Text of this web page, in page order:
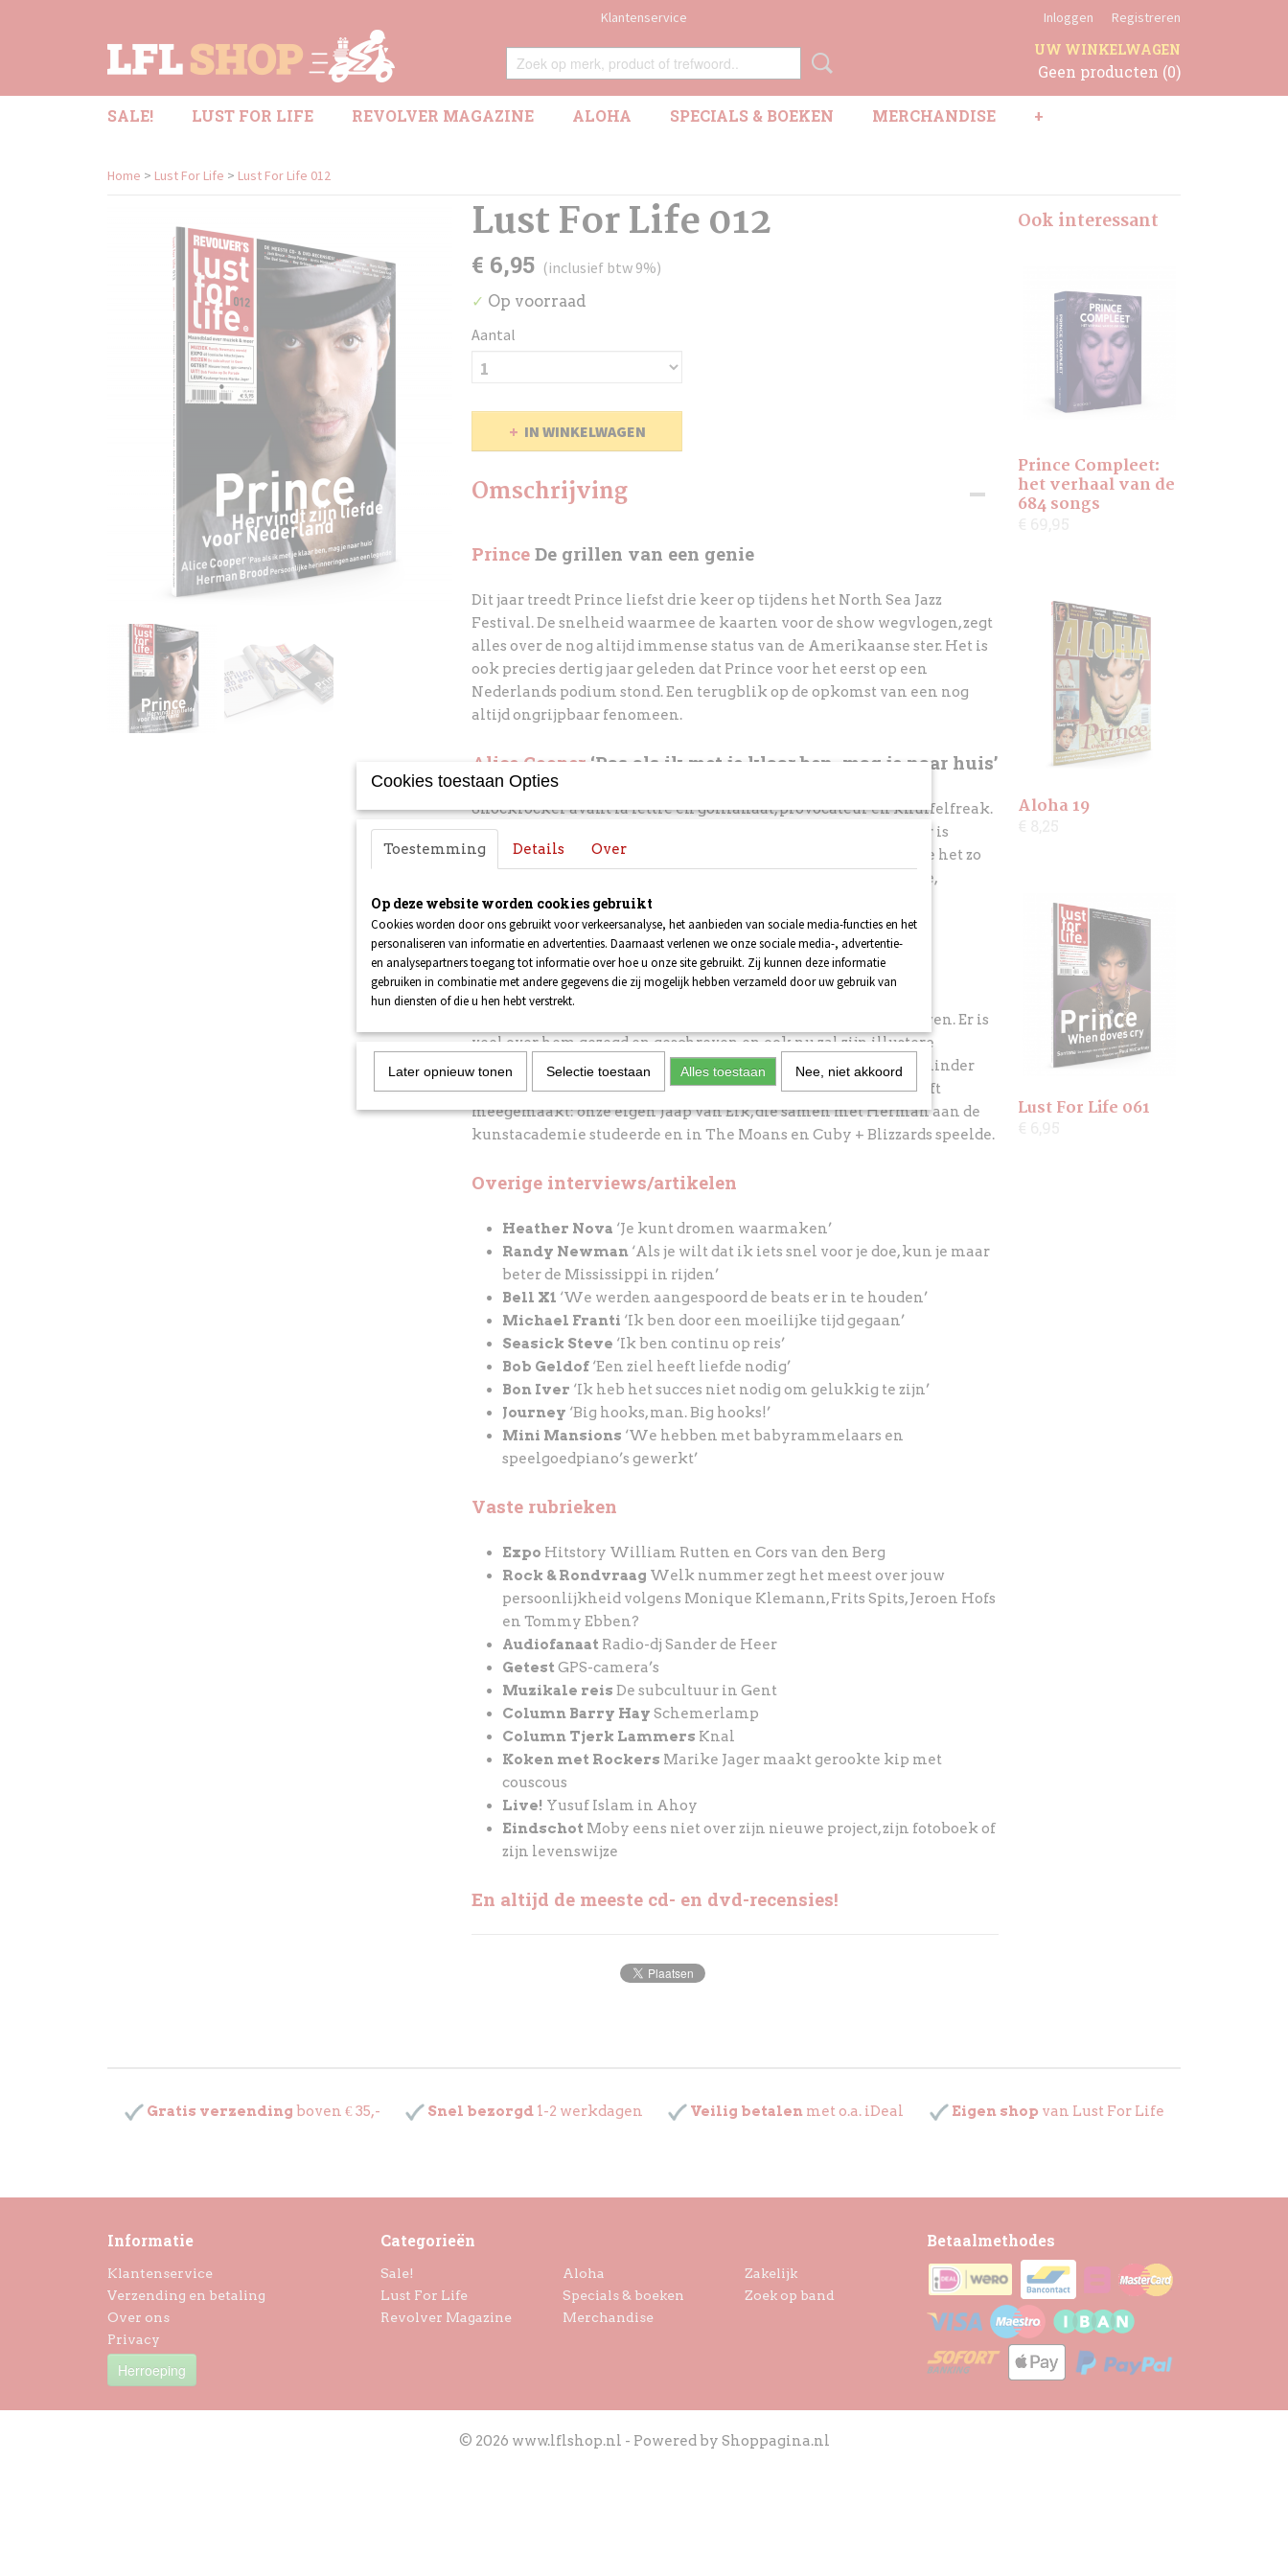
Klantenservice Inloggen Registreren
UW WINKELWAGEN
Geen producten (0)
SALE! LUST FOR LIFE REVOLVER MAGAZINE ALOHA SPECIALS & BOEKEN MERCHANDISE +
Home > Lust For Life > Lust For Life 012
Lust For Life 012
€ 6,95 (inclusief btw 9%)
✓ Op voorraad
Aantal
IN WINKELWAGEN
Omschrijving
Prince De grillen van een genie
Dit jaar treedt Prince liefst drie keer op tijdens het North Sea Jazz
Festival. De snelheid waarmee de kaarten voor de show wegvlogen, zegt
alles over de nog altijd immense status van de Amerikaanse ster. Het is
ook precies dertig jaar geleden dat Prince voor het eerst op een
Nederlands podium stond. Een terugblik op de opkomst van een nog
altijd ongrijpbaar fenomeen.
Alice Cooper ‘Pas als ik met je klaar ben, mag je naar huis’
Shockrocker avant la lettre en golffanaat, provocateur en knuffelfreak.
Niemand die in een carrière van meer dan vier decennia vaker is
onthoofd. De peperdure verzamelbox 1964 – 1974 laat horen hoe het zo
gekomen is. Een gesprek over de vlegeljaren, verslaving, religie,
identiteit en het spook der verveling.
Herman BroodPersoonlijke herinneringen aan een
legende
Tien jaar geleden maakte Herman Brood een einde aan zijn leven. Er is
veel over hem gezegd en geschreven en ook nu zal zijn illustere
loopbaan weer herdacht worden. Maar over de begindagen is minder
bekend. En laten wij nu iemand hebben die ze van dichtbij heeft
meegemaakt: onze eigen Jaap van Eik, die samen met Herman aan de
kunstacademie studeerde en in The Moans en Cuby + Blizzards speelde.
Overige interviews/artikelen
Heather Nova ‘Je kunt dromen waarmaken’
Randy Newman ‘Als je wilt dat ik iets snel voor je doe, kun je maar
beter de Mississippi in rijden’
Bell X1 ‘We werden aangespoord de beats er in te houden’
Michael Franti ‘Ik ben door een moeilijke tijd gegaan’
Seasick Steve ‘Ik ben continu op reis’
Bob Geldof ‘Een ziel heeft liefde nodig’
Bon Iver ‘Ik heb het succes niet nodig om gelukkig te zijn’
Journey ‘Big hooks, man. Big hooks!’
Mini Mansions ‘We hebben met babyrammelaars en
speelgoedpiano’s gewerkt’
Vaste rubrieken
Expo Hitstory William Rutten en Cors van den Berg
Rock & Rondvraag Welk nummer zegt het meest over jouw
persoonlijkheid volgens Monique Klemann, Frits Spits, Jeroen Hofs
en Tommy Ebben?
Audiofanaat Radio-dj Sander de Heer
Getest GPS-camera’s
Muzikale reis De subcultuur in Gent
Column Barry Hay Schemerlamp
Column Tjerk Lammers Knal
Koken met Rockers Marike Jager maakt gerookte kip met
couscous
Live! Yusuf Islam in Ahoy
Eindschot Moby eens niet over zijn nieuwe project, zijn fotoboek of
zijn levenswijze
En altijd de meeste cd- en dvd-recensies!
Ook interessant
Prince Compleet:
het verhaal van de
684 songs
Aloha 19
Lust For Life 061
Gratis verzending boven € 35,- Snel bezorgd 1-2 werkdagen Veilig betalen met o.a. iDeal Eigen shop van Lust For Life
Informatie
Klantenservice
Verzending en betaling
Over ons
Privacy
Herroeping
Categorieën
Sale!
Lust For Life
Revolver Magazine
Aloha
Specials & boeken
Merchandise
Zakelijk
Zoek op band
Betaalmethodes
© 2026 www.lflshop.nl - Powered by Shoppagina.nl
Cookies toestaan Opties
Toestemming Details Over
Op deze website worden cookies gebruikt
Cookies worden door ons gebruikt voor verkeersanalyse, het aanbieden van sociale media-functies en het
personaliseren van informatie en advertenties. Daarnaast verlenen we onze sociale media-, advertentie-
en analysepartners toegang tot informatie over hoe u onze site gebruikt. Zij kunnen deze informatie
gebruiken in combinatie met andere gegevens die zij mogelijk hebben verzameld door uw gebruik van
hun diensten of die u hen hebt verstrekt.
Later opnieuw tonen Selectie toestaan Alles toestaan Nee, niet akkoord